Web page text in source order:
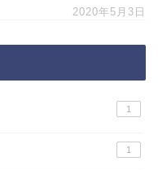
2020年5月3日
1
1